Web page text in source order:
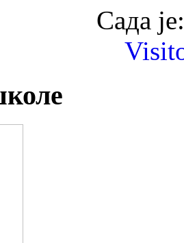
Сада